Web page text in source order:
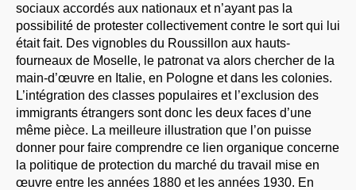
sociaux accordés aux nationaux et n’ayant pas la
possibilité de protester collectivement contre le sort qui lui
était fait. Des vignobles du Roussillon aux hauts-
fourneaux de Moselle, le patronat va alors chercher de la
main-d’œuvre en Italie, en Pologne et dans les colonies.
L’intégration des classes populaires et l’exclusion des
immigrants étrangers sont donc les deux faces d’une
même pièce. La meilleure illustration que l’on puisse
donner pour faire comprendre ce lien organique concerne
la politique de protection du marché du travail mise en
œuvre entre les années 1880 et les années 1930. En